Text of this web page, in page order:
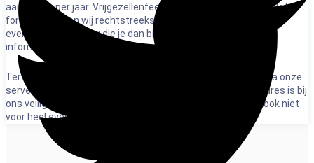
aanvragen per jaar. Vrijgezellenfeest.nl is geen organisator. Het
formulier sturen wij rechtstreeks naar het uitvoerende
evenementenbureau die je dan binnen 2 werkdagen direct
informeert. Wel zo makkelijk.
Ter bescherming van de privacy verloopt het mailcontact via onze
server en schermen wij e-mailadresssen af. Jouw e-mailadres is bij
ons veilig. We verkopen het niet door en lenen het niet uit, ook niet
voor heel even.